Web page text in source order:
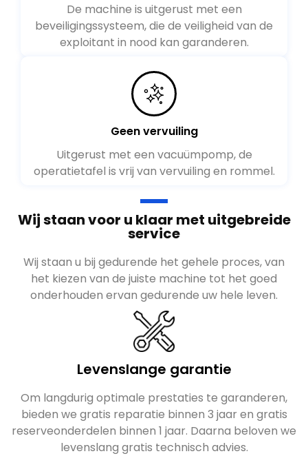
De machine is uitgerust met een
beveiligingssysteem, die de veiligheid van de
exploitant in nood kan garanderen.
Geen vervuiling
Uitgerust met een vacuümpomp, de
operatietafel is vrij van vervuiling en rommel.
Wij staan voor u klaar met uitgebreide
service
Wij staan u bij gedurende het gehele proces, van
het kiezen van de juiste machine tot het goed
onderhouden ervan gedurende uw hele leven.
Levenslange garantie
Om langdurig optimale prestaties te garanderen,
bieden we gratis reparatie binnen 3 jaar en gratis
reserveonderdelen binnen 1 jaar. Daarna beloven we
levenslang gratis technisch advies.